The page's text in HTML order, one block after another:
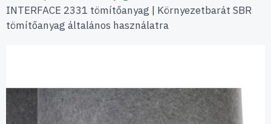
INTERFACE 2331 tömítőanyag | Környezetbarát SBR
tömítőanyag általános használatra